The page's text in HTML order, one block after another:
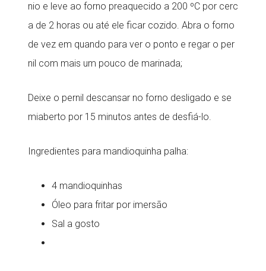
nio e leve ao forno preaquecido a 200 ºC por cerc
a de 2 horas ou até ele ficar cozido. Abra o forno
de vez em quando para ver o ponto e regar o per
nil com mais um pouco de marinada;
Deixe o pernil descansar no forno desligado e se
miaberto por 15 minutos antes de desfiá-lo.
Ingredientes para mandioquinha palha:
4 mandioquinhas
Óleo para fritar por imersão
Sal a gosto